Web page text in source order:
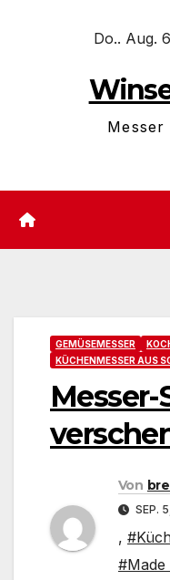
Do.. Aug.
GEMÜSEMESSER
KÜCHENMESSER AUS
Messer-
Von
SEP.
,
#Made